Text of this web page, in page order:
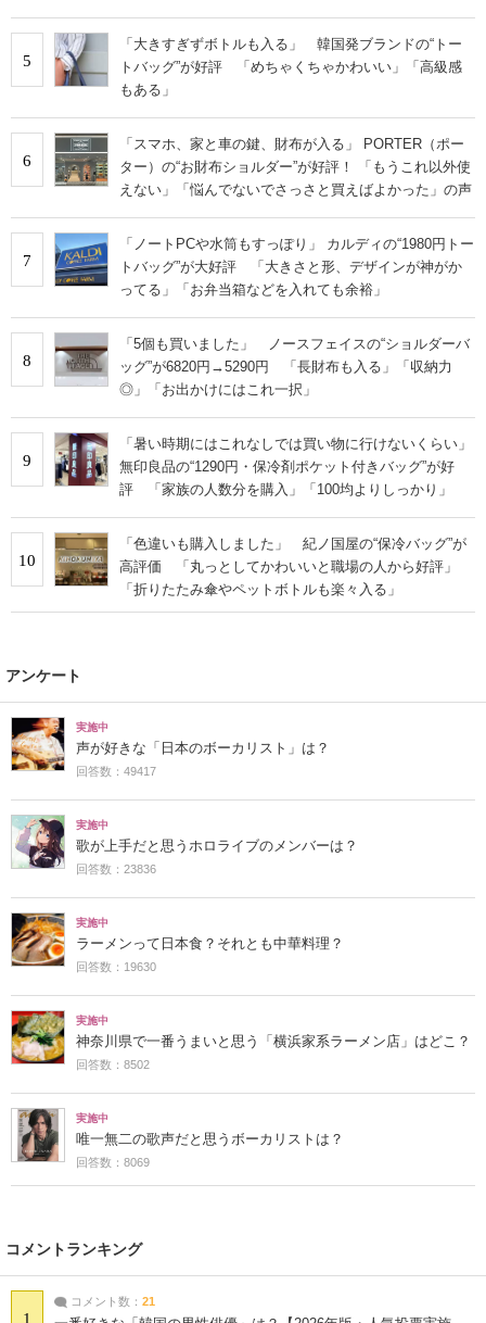
5
「大きすぎずボトルも入る」 韓国発ブランドの“トー
トバッグ”が好評 「めちゃくちゃかわいい」「高級感
もある」
6
「スマホ、家と車の鍵、財布が入る」 PORTER（ポー
ター）の“お財布ショルダー”が好評！ 「もうこれ以外使
えない」「悩んでないでさっさと買えばよかった」の声
7
「ノートPCや水筒もすっぽり」 カルディの“1980円トー
トバッグ”が大好評 「大きさと形、デザインが神がか
ってる」「お弁当箱などを入れても余裕」
8
「5個も買いました」 ノースフェイスの“ショルダーバ
ッグ”が6820円→5290円 「長財布も入る」「収納力
◎」「お出かけにはこれ一択」
9
「暑い時期にはこれなしでは買い物に行けないくらい」
無印良品の“1290円・保冷剤ポケット付きバッグ”が好
評 「家族の人数分を購入」「100均よりしっかり」
10
「色違いも購入しました」 紀ノ国屋の“保冷バッグ”が
高評価 「丸っとしてかわいいと職場の人から好評」
「折りたたみ傘やペットボトルも楽々入る」
アンケート
実施中
声が好きな「日本のボーカリスト」は？
回答数：49417
実施中
歌が上手だと思うホロライブのメンバーは？
回答数：23836
実施中
ラーメンって日本食？それとも中華料理？
回答数：19630
実施中
神奈川県で一番うまいと思う「横浜家系ラーメン店」はどこ？
回答数：8502
実施中
唯一無二の歌声だと思うボーカリストは？
回答数：8069
コメントランキング
1
コメント数： 21